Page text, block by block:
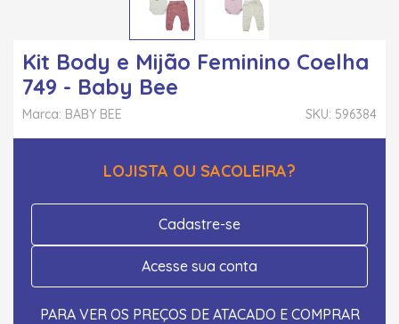
Kit Body e Mijão Feminino Coelha
749 - Baby Bee
SKU: 596384
Marca: BABY BEE
LOJISTA OU SACOLEIRA?
Cadastre-se
Acesse sua conta
PARA VER OS PREÇOS DE ATACADO E COMPRAR